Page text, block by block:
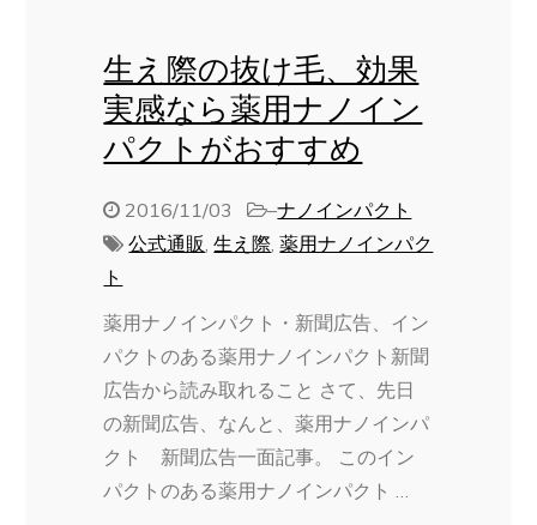
生え際の抜け毛、効果
実感なら薬用ナノイン
パクトがおすすめ
2016/11/03 –ナノインパクト
公式通販,生え際,薬用ナノインパク
ト
薬用ナノインパクト・新聞広告、イン
パクトのある薬用ナノインパクト新聞
広告から読み取れること さて、先日
の新聞広告、なんと、薬用ナノインパ
クト 新聞広告一面記事。 このイン
パクトのある薬用ナノインパクト …